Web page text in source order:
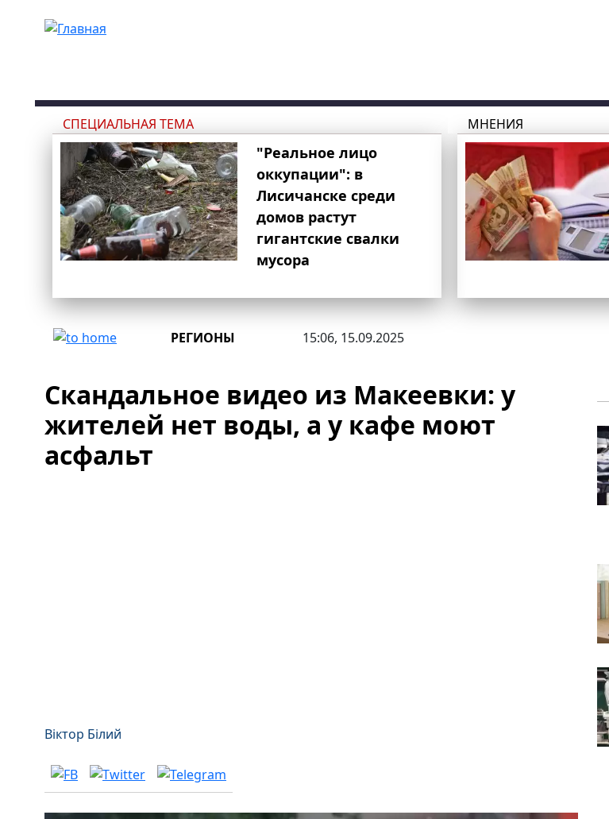
СПЕЦИАЛЬНАЯ ТЕМА
"Реальное лицо
оккупации": в
Лисичанске среди
домов растут
гигантские свалки
мусора
МНЕНИЯ
РЕГИОНЫ 15:06, 15.09.2025
Скандальное видео из Макеевки: у
жителей нет воды, а у кафе моют
асфальт
Віктор Білий